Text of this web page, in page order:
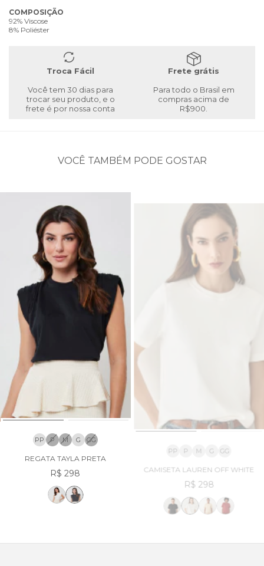
COMPOSIÇÃO
92% Viscose
8% Poliéster
Troca Fácil
Você tem 30 dias para
trocar seu produto, e o
frete é por nossa conta
Frete grátis
Para todo o Brasil em
compras acima de
R$900.
VOCÊ TAMBÉM PODE GOSTAR
PP P M G GG
REGATA TAYLA PRETA
R$ 298 R$ 298